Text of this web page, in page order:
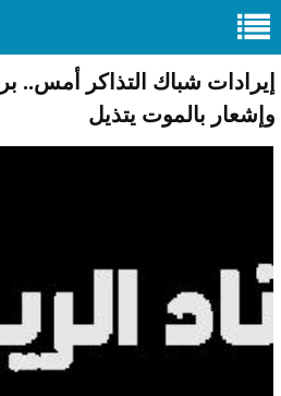
إيرادات شباك التذاكر أمس..
وإشعار بالموت يتذيل